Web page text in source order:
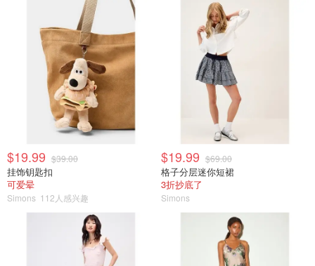
$19.99 $39.00
挂饰钥匙扣
可爱晕
Simons 112人感兴趣
$19.99 $69.00
格子分层迷你短裙
3折抄底了
Simons